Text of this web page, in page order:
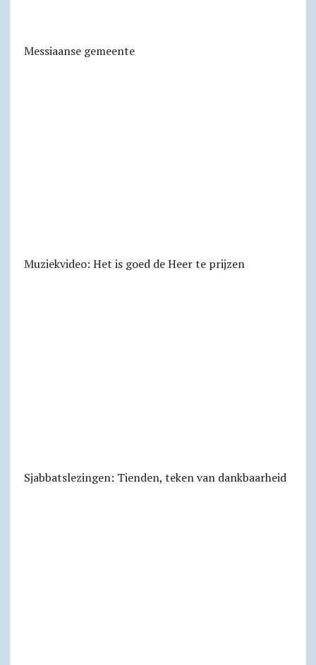
Messiaanse gemeente
Muziekvideo: Het is goed de Heer te prijzen
Sjabbats­lezingen: Tienden, teken van dankbaarheid